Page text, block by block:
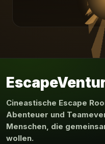
Cineastische Escape
Abenteuer und
Menschen, die
wollen.